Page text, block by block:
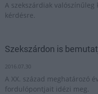
A szekszárdiak
kérdésre.
Szekszárdon is
2016.07.30
A XX. század meghatározó
fordulópontjait idézi meg.